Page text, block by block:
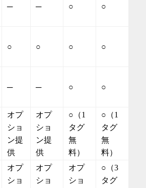
─ ─ ○ ○
○ ○ ○ ○
─ ─ ○ ○
オプ
ショ
ン提
供
オプ
ショ
ン提
供
○（1
タグ
無
料）
○（1
タグ
無
料）
オプ
ショ
オプ
ショ
オプ
ショ
○（3
タグ